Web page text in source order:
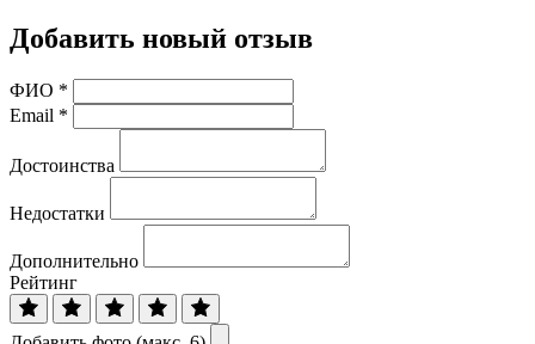
Добавить новый отзыв
ФИО *
Email *
Достоинства
Недостатки
Дополнительно
Рейтинг